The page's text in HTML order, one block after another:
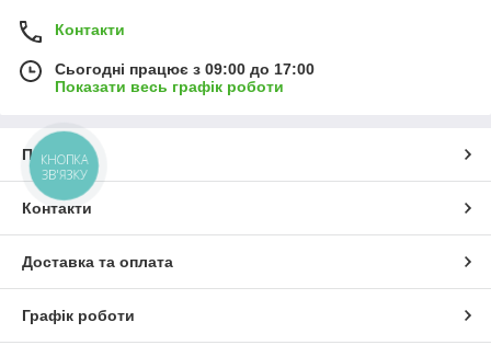
Контакти
Сьогодні працює з 09:00 до 17:00
Показати весь графік роботи
Про нас
Контакти
Доставка та оплата
Графік роботи
КНОПКА
ЗВ'ЯЗКУ